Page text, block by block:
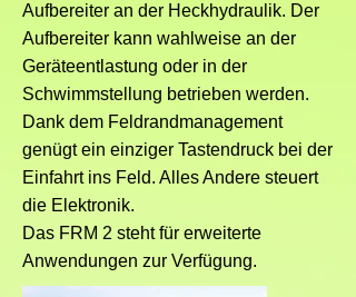
Aufbereiter an der Heckhydraulik. Der
Aufbereiter kann wahlweise an der
Geräteentlastung oder in der
Schwimmstellung betrieben werden.
Dank dem Feldrandmanagement
genügt ein einziger Tastendruck bei der
Einfahrt ins Feld. Alles Andere steuert
die Elektronik.
Das FRM 2 steht für erweiterte
Anwendungen zur Verfügung.